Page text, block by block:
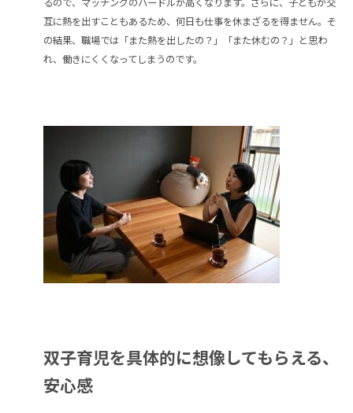
互に熱を出すこともあるため、何日も仕事を休まざるを得ません。そ
の結果、職場では「また熱を出したの？」「また休むの？」と思わ
れ、働きにくくなってしまうのです。
双子育児を具体的に想像してもらえる、
安心感